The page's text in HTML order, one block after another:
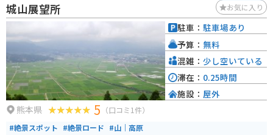
城山展望所 お気に入り
熊本県 5 （口コミ1件）
#絶景スポット #絶景ロード #山｜高原
駐車： 駐車場あり
予算： 無料
混雑： 少し空いている
滞在： 0.25時間
施設： 屋外